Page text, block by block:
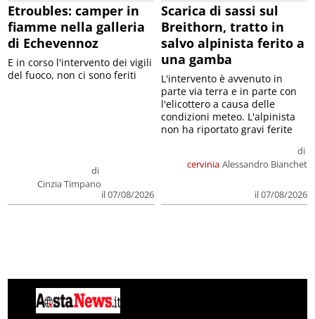
Etroubles: camper in
fiamme nella galleria
di Echevennoz
di
Cinzia Timpano
il 07/08/2026
E in corso l'intervento dei vigili
del fuoco, non ci sono feriti
Scarica di sassi sul
Breithorn, tratto in
salvo alpinista ferito a
una gamba
cervinia
di
Alessandro Bianchet
il 07/08/2026
L'intervento è avvenuto in
parte via terra e in parte con
l'elicottero a causa delle
condizioni meteo. L'alpinista
non ha riportato gravi ferite